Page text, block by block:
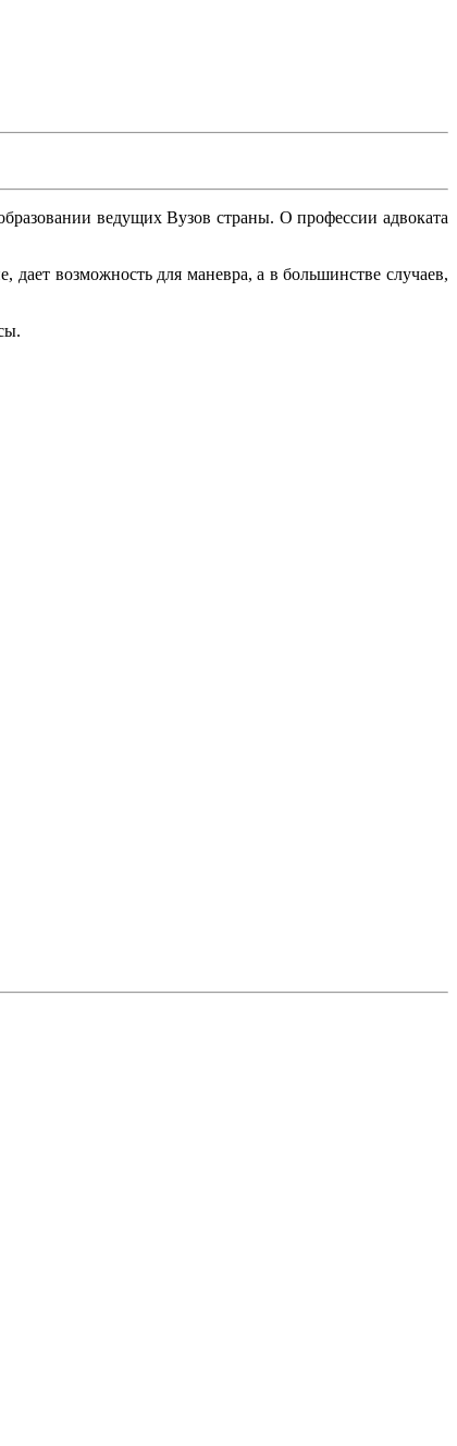
ведущих Вузов страны. О профессии адвоката
дает возможность для маневра, а в большинстве случаев,